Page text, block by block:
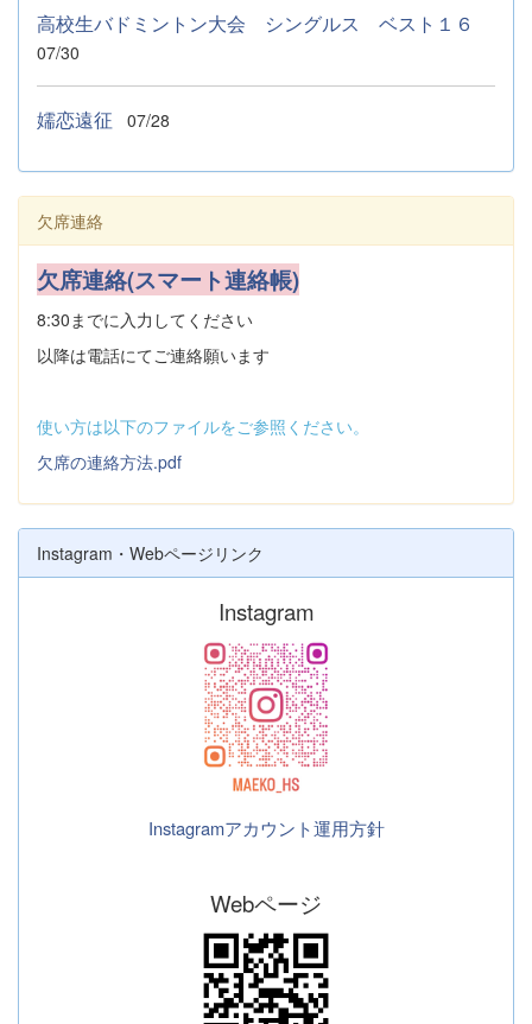
高校生バドミントン大会 シングルス ベスト１６
07/30
嬬恋遠征 07/28
欠席連絡
欠席連絡(スマート連絡帳)
8:30までに入力してください
以降は電話にてご連絡願います
使い方は以下のファイルをご参照ください。
欠席の連絡方法.pdf
Instagram・Webページリンク
Instagram
Instagramアカウント運用方針
Webページ